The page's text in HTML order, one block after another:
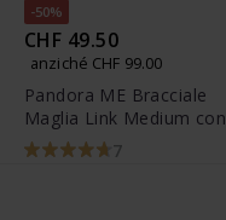
-50%
CHF 49.50
anziché CHF 99.00
Pandora ME Bracciale
Maglia Link Medium con
Chiusura a Sfera -
599588C00
7